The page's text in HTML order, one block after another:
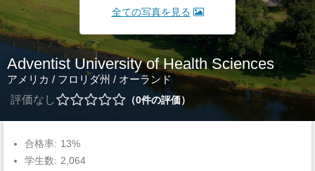
全ての写真を見る
Adventist University of Health Sciences
アメリカ / フロリダ州 / オーランド
評価なし
0件の評価
合格率: 13%
学生数: 2,064